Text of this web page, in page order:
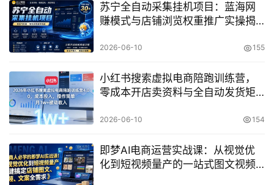
苏宁全自动采集挂机项目：蓝海网
赚模式与店铺浏览权重推广实操揭
2026-06-10 155
小红书搜索虚拟电商陪跑训练营，
零成本开店卖资料与全自动发货矩
2026-06-10 154
即梦AI电商运营实战课：从视觉优
化到短视频量产的一站式图文视频